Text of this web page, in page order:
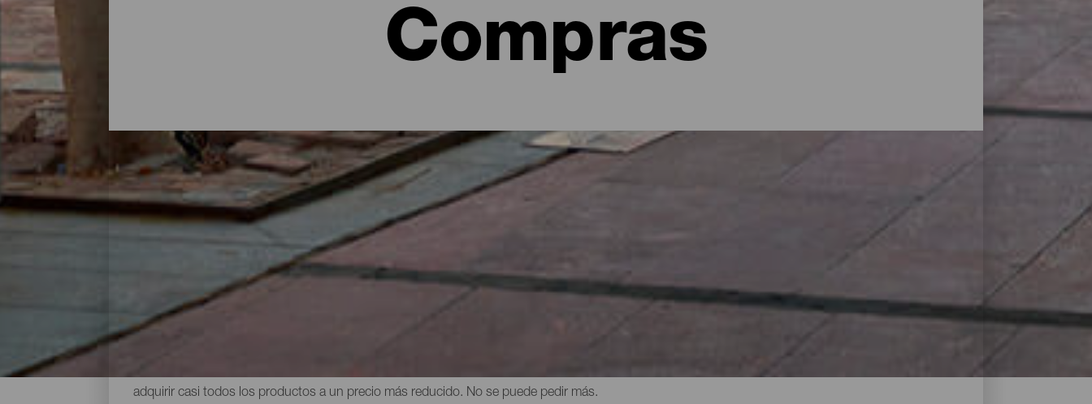
Compras
Compras
Ir de compras en las Islas Canarias está lleno de ventajas. Una de ellas es la amplia diversidad de comercios con la que cuentan las islas. Desde
mercadillos al aire libre donde comprar artesanía, antigüedades o bisutería, hasta grandes centros comerciales con las marcas internacionales más
importantes y amplia oferta de restaurantes, cines y áreas recreativas. La calidad de los productos canarios es otra de sus ventajas. En la maleta de
adquirir casi todos los productos a un precio más reducido. No se puede pedir más.